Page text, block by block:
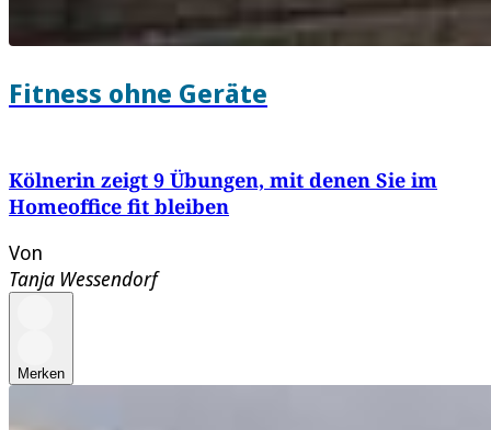
Fitness ohne Geräte
Kölnerin zeigt 9 Übungen, mit denen Sie im
Homeoffice fit bleiben
Von
Tanja Wessendorf
Merken